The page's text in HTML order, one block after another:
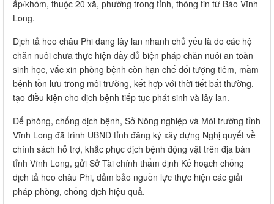
ấp/khóm, thuộc 20 xã, phường trong tỉnh, thông tin từ Báo Vĩnh
Long.
Dịch tả heo châu Phi đang lây lan nhanh chủ yếu là do các hộ
chăn nuôi chưa thực hiện đầy đủ biện pháp chăn nuôi an toàn
sinh học, vắc xin phòng bệnh còn hạn chế đối tượng tiêm, mầm
bệnh tồn lưu trong môi trường, kết hợp với thời tiết bất thường,
tạo điều kiện cho dịch bệnh tiếp tục phát sinh và lây lan.
Để phòng, chống dịch bệnh, Sở Nông nghiệp và Môi trường tỉnh
Vĩnh Long đã trình UBND tỉnh đăng ký xây dựng Nghị quyết về
chính sách hỗ trợ, khắc phục dịch bệnh động vật trên địa bàn
tỉnh Vĩnh Long, gửi Sở Tài chính thẩm định Kế hoạch chống
dịch tả heo châu Phi, đảm bảo nguồn lực thực hiện các giải
pháp phòng, chống dịch hiệu quả.